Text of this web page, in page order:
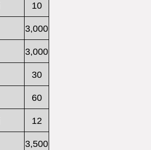
10
3,000
3,000
30
60
12
3,500